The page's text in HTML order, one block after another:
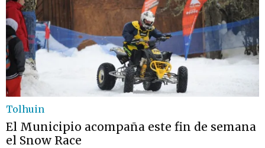
Tolhuin
El Municipio acompaña este fin de semana
el Snow Race